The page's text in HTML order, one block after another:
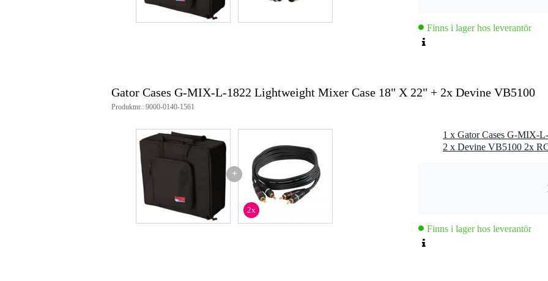
Finns i lager hos leverantör
Gator Cases G-MIX-L-1822 Lightweight Mixer Case 18" X 22" + 2x Devine VB5100
Produktnr.: 9000-0140-1561
+
2x
Finns i lager hos leverantör